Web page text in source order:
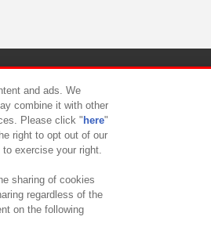
ハラスメント対応方針
and ads. We
combine it with other
Please click " here"
right to opt out of our
exercise your right.
sharing of cookies
regardless of the
on the following